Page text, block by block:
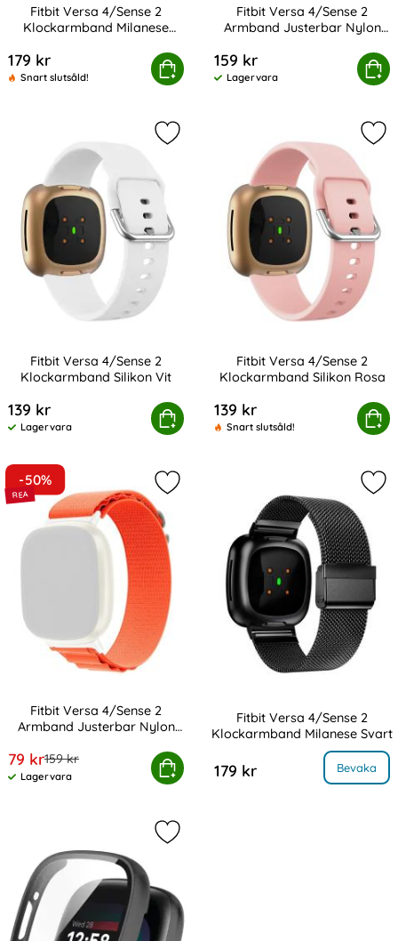
Fitbit Versa 4/Sense 2
Klockarmband Milanese
179 kr
Snart slutsåld!
Köp
Versa 4/Sense 2 Klockarmband Milanese Silver
Fitbit Versa 4/Sense 2
Armband Justerbar Nylon
159 kr
Tillgänglighet:
Lagervara
Köp
Fitbit Versa 4/Sense 2
Fitbit Versa 4/Sense 2
Klockarmband Silikon Vit
139 kr
Tillgänglighet:
Lagervara
Köp
Versa 4/Sense 2 Klockarmband Silikon Vit
Markera fitbit Versa 4/Sense 2
Fitbit Versa 4/Sense 2
Klockarmband Silikon Rosa
139 kr
Snart slutsåld!
Köp
Fitbit Versa 4/Sense 2
-50%
Fitbit Versa 4/Sense 2
Armband Justerbar Nylon
rea pris
79 krtidigare pris
159 kr
Tillgänglighet:
Lagervara
Köp
Versa 4/Sense 2 Armband Justerbar Nylon Orange
Markera fitbit Versa 4/Sense 2
Fitbit Versa 4/Sense 2
Klockarmband Milanese Svart
179 kr Bevaka
, Fitbit Versa 4/Sense 2
Markera fitbit Versa 4/Sense 2